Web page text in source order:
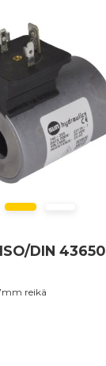
DIN 43650
reikä